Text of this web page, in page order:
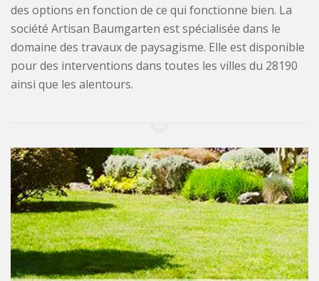
des options en fonction de ce qui fonctionne bien. La
société Artisan Baumgarten est spécialisée dans le
domaine des travaux de paysagisme. Elle est disponible
pour des interventions dans toutes les villes du 28190
ainsi que les alentours.